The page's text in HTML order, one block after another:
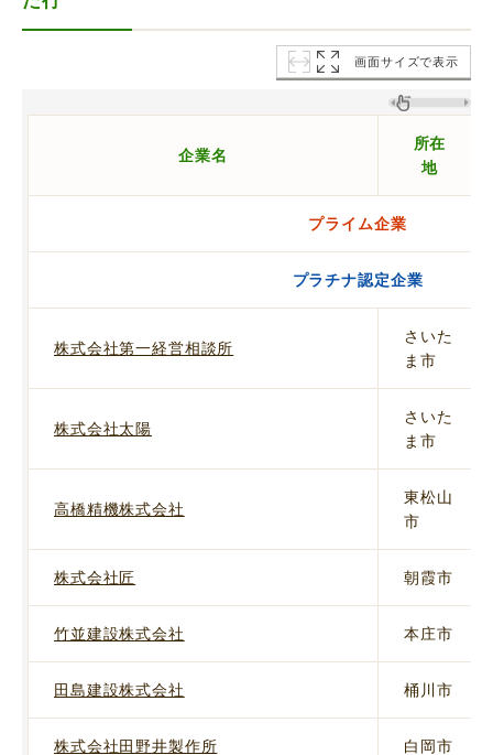
画面サイズで表示
企業名
所在
地
プライム企業
プラチナ認定企業
株式会社第一経営相談所
さいた
ま市
株式会社太陽
さいた
ま市
高橋精機株式会社
東松山
市
株式会社匠 朝霞市
竹並建設株式会社 本庄市
田島建設株式会社 桶川市
株式会社田野井製作所 白岡市